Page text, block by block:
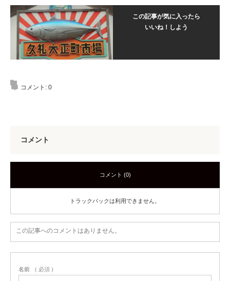
この記事が気に入ったら
いいね！しよう
コメント: 0
コメント
コメント (0)
トラックバックは利用できません。
この記事へのコメントはありません。
名前 ( 必須 )